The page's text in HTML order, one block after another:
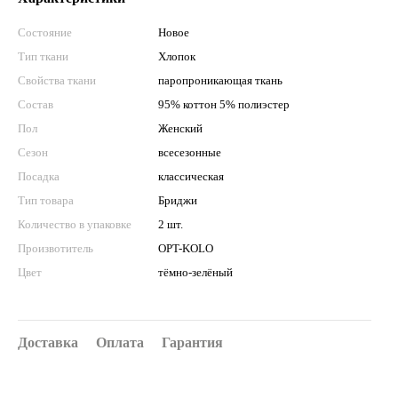
Состояние
Новое
Тип ткани
Хлопок
Свойства ткани
паропроникающая ткань
Состав
95% коттон 5% полиэстер
Пол
Женский
Сезон
всесезонные
Посадка
классическая
Тип товара
Бриджи
Количество в упаковке
2 шт.
Произвотитель
OPT-KOLO
Цвет
тёмно-зелёный
Доставка Оплата Гарантия